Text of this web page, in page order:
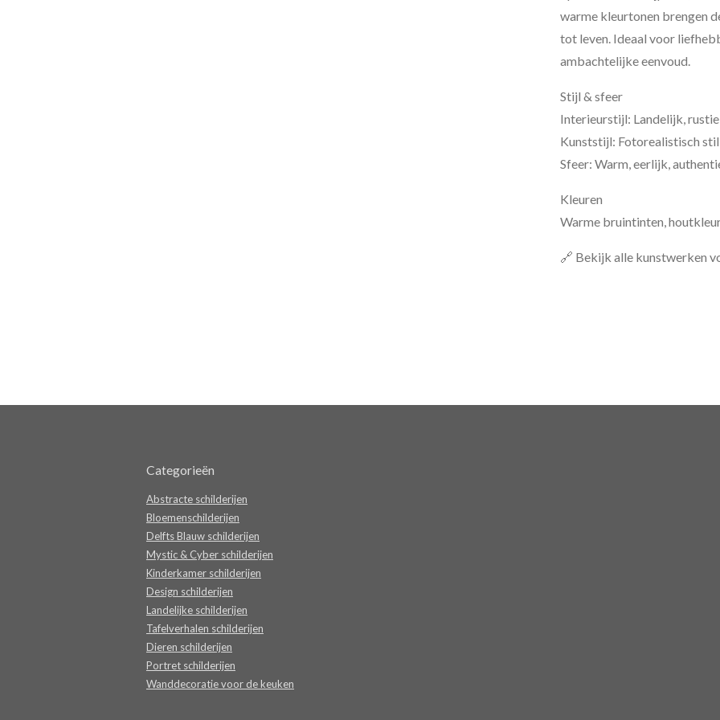
warme kleurtonen brengen
tot leven. Ideaal voor
ambachtelijke eenvoud.
Stijl & sfeer
Interieurstijl: Landelijk,
Kunststijl: Fotorealistisch
Sfeer: Warm, eerlijk,
Kleuren
Warme bruintinten,
🔗 Bekijk alle kunstwerken
Categorieën
Abstracte schilderijen
Bloemenschilderijen
Delfts Blauw schilderijen
Mystic & Cyber schilderijen
Kinderkamer schilderijen
Design schilderijen
Landelijke schilderijen
Tafelverhalen schilderijen
Dieren schilderijen
Portret schilderijen
Wanddecoratie voor de keuken